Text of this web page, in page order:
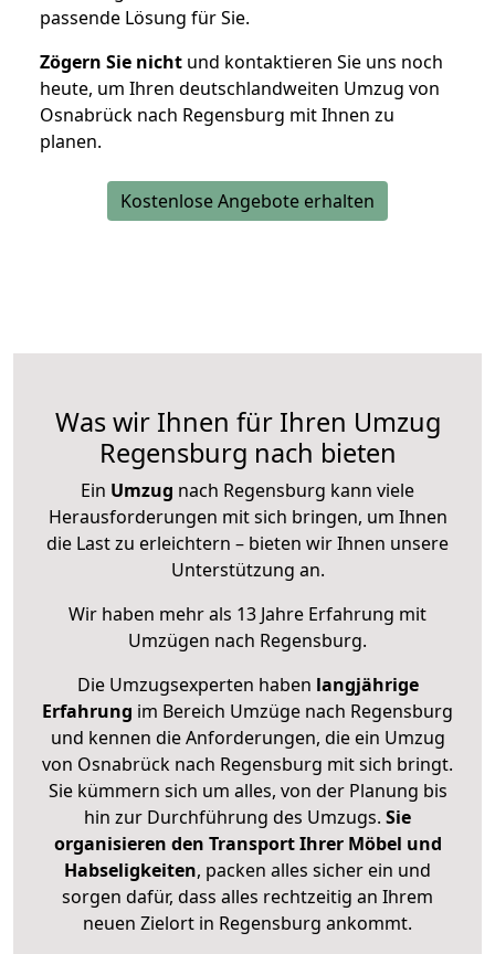
passende Lösung für Sie.
Zögern Sie nicht und kontaktieren Sie uns noch
heute, um Ihren deutschlandweiten Umzug von
Osnabrück nach Regensburg mit Ihnen zu
planen.
Kostenlose Angebote erhalten
Was wir Ihnen für Ihren Umzug
Regensburg nach bieten
Ein Umzug nach Regensburg kann viele
Herausforderungen mit sich bringen, um Ihnen
die Last zu erleichtern – bieten wir Ihnen unsere
Unterstützung an.
Wir haben mehr als 13 Jahre Erfahrung mit
Umzügen nach Regensburg.
Die Umzugsexperten haben langjährige
Erfahrung im Bereich Umzüge nach Regensburg
und kennen die Anforderungen, die ein Umzug
von Osnabrück nach Regensburg mit sich bringt.
Sie kümmern sich um alles, von der Planung bis
hin zur Durchführung des Umzugs. Sie
organisieren den Transport Ihrer Möbel und
Habseligkeiten, packen alles sicher ein und
sorgen dafür, dass alles rechtzeitig an Ihrem
neuen Zielort in Regensburg ankommt.